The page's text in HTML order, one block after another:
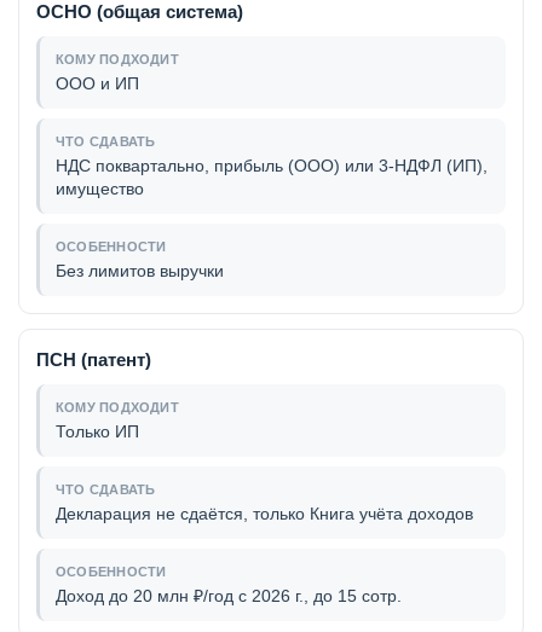
ОСНО (общая система)
ООО и ИП
НДС поквартально, прибыль (ООО) или 3-НДФЛ (ИП),
имущество
Без лимитов выручки
ПСН (патент)
Только ИП
Декларация не сдаётся, только Книга учёта доходов
Доход до 20 млн ₽/год с 2026 г., до 15 сотр.